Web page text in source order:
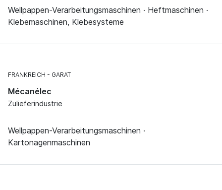
Wellpappen-Verarbeitungsmaschinen · Heftmaschinen ·
Klebemaschinen, Klebesysteme
FRANKREICH GARAT
Mécanélec
Zulieferindustrie
Wellpappen-Verarbeitungsmaschinen ·
Kartonagenmaschinen